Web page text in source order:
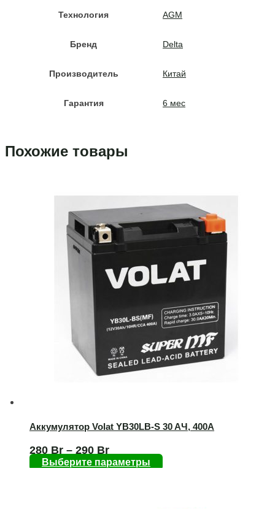
Технология AGM
Бренд Delta
Производитель Китай
Гарантия 6 мес
Похожие товары
Аккумулятор Volat YB30LB-S 30 AЧ, 400А
280 Br – 290 Br
Выберите параметры